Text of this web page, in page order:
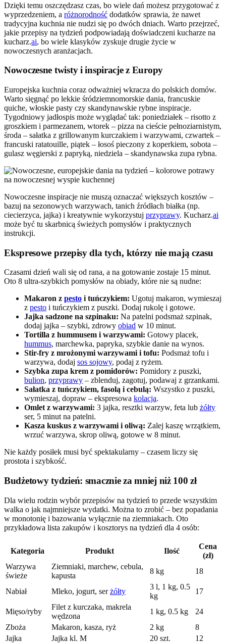
Dzięki temu oszczędzasz czas, bo wiele dań możesz przygotować z
wyprzedzeniem, a różnorodność dodatków sprawia, że nawet
tradycyjna kuchnia nie nudzi się po dwóch dniach. Warto przejrzeć,
jakie przepisy na tydzień podpowiadają doświadczeni kucharze na
kucharz.ai, bo wiele klasyków zyskuje drugie życie w
nowoczesnych aranżacjach.
Nowoczesne twisty i inspiracje z Europy
Europejska kuchnia coraz odważniej wkracza do polskich domów.
Warto sięgnąć po lekkie śródziemnomorskie dania, francuskie
quiche, włoskie pasty czy skandynawskie rybne inspiracje.
Tygodniowy jadłospis może wyglądać tak: poniedziałek – risotto z
groszkiem i parmezanem, wtorek – pizza na cieście pełnoziarnistym,
środa – sałatka z grillowanym kurczakiem i warzywami, czwartek –
francuski ratatouille, piątek – łosoś pieczony z koperkiem, sobota –
gulasz węgierski z papryką, niedziela – skandynawska zupa rybna.
Nowoczesne inspiracje nie muszą oznaczać większych kosztów –
bazuj na sezonowych warzywach, tanich źródłach białka (np.
ciecierzyca, jajka) i kreatywnie wykorzystuj przyprawy. Kucharz.ai
może być tu skarbnicą świeżych pomysłów i praktycznych
instrukcji.
Ekspresowe przepisy dla tych, którzy nie mają czasu
Czasami dzień wali się od rana, a na gotowanie zostaje 15 minut.
Oto 8 ultra-szybkich pomysłów na obiady, które nie są nudne:
Makaron z pesto i tuńczykiem: Ugotuj makaron, wymieszaj
z pesto i tuńczykiem z puszki. Dodaj rukolę i gotowe.
Jajka sadzone na szpinaku: Na patelni podsmaż szpinak,
dodaj jajka – szybki, zdrowy obiad w 10 minut.
Tortilla z hummusem i warzywami: Gotowy placek,
hummus, marchewka, papryka, szybkie danie na wynos.
Stir-fry z mrożonymi warzywami i tofu: Podsmaż tofu i
warzywa, dodaj sos sojowy, podaj z ryżem.
Szybka zupa krem z pomidorów: Pomidory z puszki,
bulion, przyprawy – zblenduj, zagotuj, podawaj z grzankami.
Sałatka z tuńczykiem, fasolą i cebulą: Wszystko z puszki,
wymieszaj, dopraw – ekspresowa kolacja.
Omlet z warzywami: 3 jajka, resztki warzyw, feta lub żółty
ser, 5 minut na patelni.
Kasza kuskus z warzywami i oliwą: Zalej kaszę wrzątkiem,
wrzuć warzywa, skrop oliwą, gotowe w 8 minut.
Nie każdy posiłek musi być spektakularny – czasem liczy się
prostota i szybkość.
Budżetowy tydzień: smacznie za mniej niż 100 zł
Dla wielu rodzin wybór przepisów na tydzień to przede wszystkim
walka o jak najmniejsze wydatki. Można to zrobić – bez popadania
w monotonię i bazowania wyłącznie na ziemniakach. Oto
przykładowa lista zakupów i kosztorys na tydzień dla 4 osób:
Kategoria Produkt Ilość
Cena
(zł)
Warzywa
świeże
Ziemniaki, marchew, cebula,
kapusta
8 kg 18
Nabiał Mleko, jogurt, serżółty
3 l, 1 kg, 0.5
kg
17
Mięso/ryby
Filet z kurczaka, makrela
wędzona
1 kg, 0.5 kg
24
Zboża
Makaron, kasza, ryż 2 kg
8
Jajka
Jajka kl. M 20 szt.
12